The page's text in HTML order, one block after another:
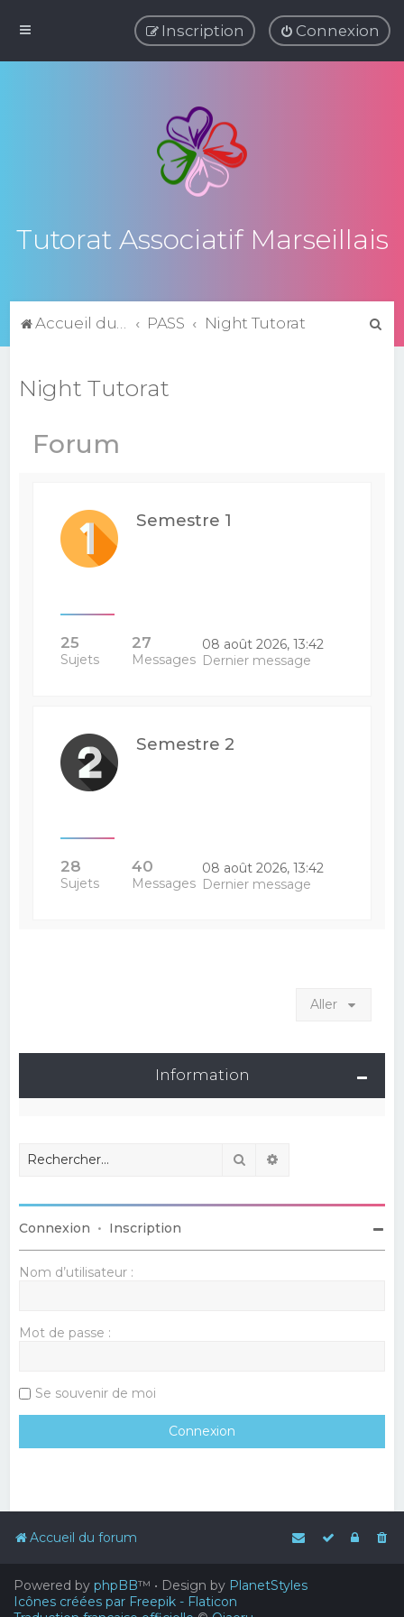
Connexion
Inscription
Tutorat Associatif Marseillais
Accueil du forum PASS Night Tutorat
Night Tutorat
Forum
Semestre 1
25
Sujets
27
Messages
08 août 2026, 13:42
Dernier message
Semestre 2
28
Sujets
40
Messages
08 août 2026, 13:42
Dernier message
Aller
Information
Rechercher
Connexion • Inscription
Nom d’utilisateur :
Mot de passe :
Se souvenir de moi
Accueil du forum
Powered by phpBB™ • Design by PlanetStyles
Icônes créées par Freepik - Flaticon